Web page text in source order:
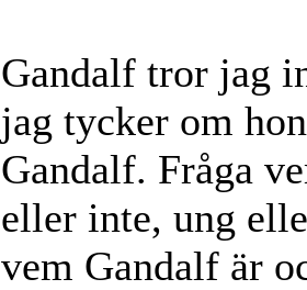
Gandalf tror jag
jag tycker om
Gandalf. Fråga
eller inte, ung
vem Gandalf är